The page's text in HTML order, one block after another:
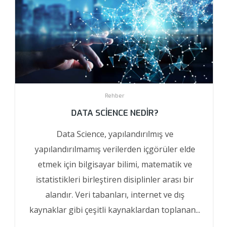
Rehber
DATA SCIENCE NEDIR?
Data Science, yapılandırılmış ve
yapılandırılmamış verilerden içgörüler elde
etmek için bilgisayar bilimi, matematik ve
istatistikleri birleştiren disiplinler arası bir
alandır. Veri tabanları, internet ve dış
kaynaklar gibi çeşitli kaynaklardan toplanan...